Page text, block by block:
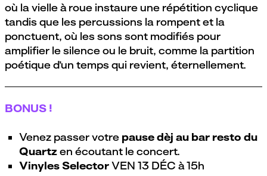
où la vielle à roue instaure une répétition cyclique
tandis que les percussions la rompent et la
ponctuent, où les sons sont modifiés pour
amplifier le silence ou le bruit, comme la partition
poétique d’un temps qui revient, éternellement.
BONUS !
Venez passer votre pause dèj au bar resto du
Quartzen écoutant le concert.
Vinyles SelectorVEN 13 DÉC à 15h